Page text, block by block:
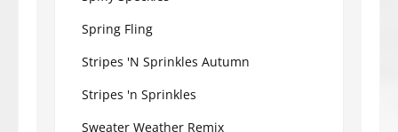
Spring Fling
Stripes 'N Sprinkles Autumn
Stripes 'n Sprinkles
Sweater Weather Remix